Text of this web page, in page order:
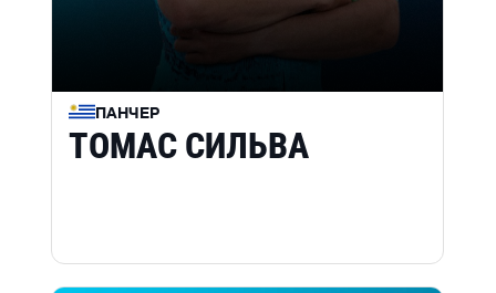
ПАНЧЕР
ТОМАС СИЛЬВА